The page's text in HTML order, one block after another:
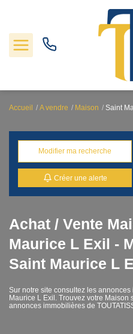
Locations
Gestion
Nos agences
Estimation
Contact
Accueil A vendre Maison Saint
Modifier ma recherche
Créer une alerte
Achat / Vente
Maurice L Exil -
Saint Maurice L
Sur notre site consultez les
Maurice L Exil. Trouvez votre
annonces immobilières de